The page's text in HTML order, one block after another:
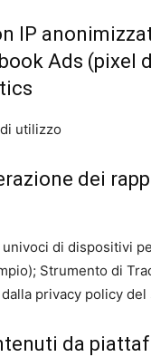
IP
Ads (pixel
utilizzo
dei
di dispositivi
Strumento di
privacy policy del
da